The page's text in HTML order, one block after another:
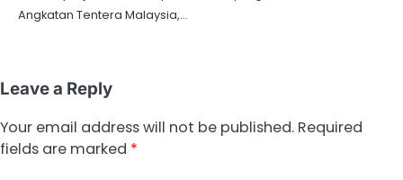
Angkatan Tentera Malaysia,…
Leave a Reply
Your email address will not be published. Required
fields are marked *